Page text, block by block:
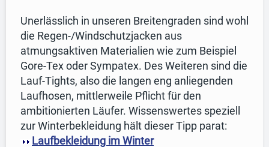
Unerlässlich in unseren Breitengraden sind wohl
die Regen-/Windschutzjacken aus
atmungsaktiven Materialien wie zum Beispiel
Gore-Tex oder Sympatex. Des Weiteren sind die
Lauf-Tights, also die langen eng anliegenden
Laufhosen, mittlerweile Pflicht für den
ambitionierten Läufer. Wissenswertes speziell
zur Winterbekleidung hält dieser Tipp parat:
Laufbekleidung im Winter